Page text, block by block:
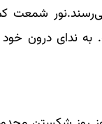
به ندای درون